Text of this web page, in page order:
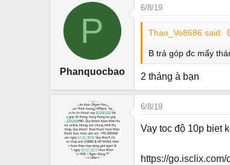
P
Phanquocbao
6/8/19
Thao_Vo8686 said:
B trả góp đc mấy
2 tháng à bạn
6/8/19
Vay toc độ 10p biet
https://